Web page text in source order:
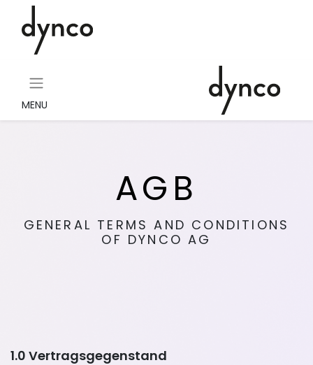
MENU
AGB
GENERAL TERMS AND CONDITIONS
OF DYNCO AG
1.0 Vertragsgegenstand